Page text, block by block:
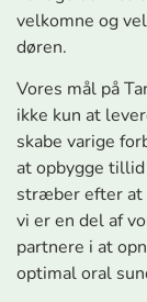
velkomne og
døren.
Vores mål på
ikke kun at
skabe varige
at opbygge
stræber efter at
vi er en del af
partnere i at
optimal oral